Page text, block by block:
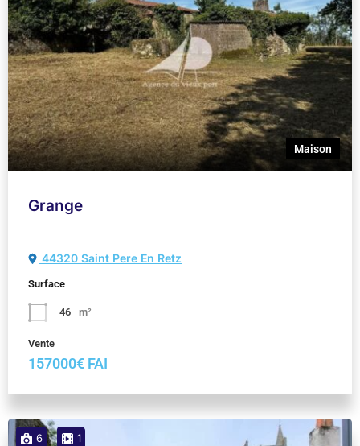
Maison
Grange
44320 Saint Pere En Retz
Surface
46 m²
Vente
157000€ FAI
6 1